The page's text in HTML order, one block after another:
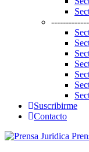
Suscribirme
Contacto